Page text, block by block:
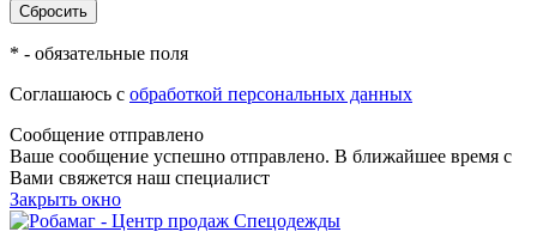
* - обязательные поля
Соглашаюсь с обработкой персональных данных
Сообщение отправлено
Ваше сообщение успешно отправлено. В ближайшее время с
Вами свяжется наш специалист
Закрыть окно